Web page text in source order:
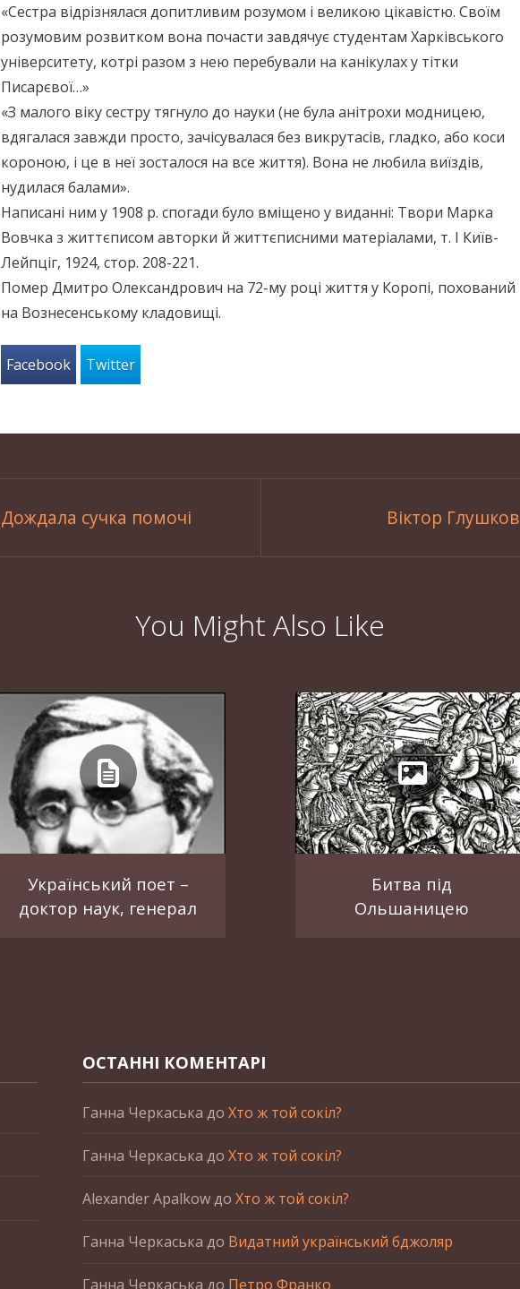
«Сестра відрізнялася допитливим розумом і великою цікавістю. Своїм
розумовим розвитком вона почасти завдячує студентам Харківського
університету, котрі разом з нею перебували на канікулах у тітки
Писарєвої…»
«З малого віку сестру тягнуло до науки (не була анітрохи модницею,
вдягалася завжди просто, зачісувалася без викрутасів, гладко, або коси
короною, і це в неї зосталося на все життя). Вона не любила виїздів,
нудилася балами».
Написані ним у 1908 р. спогади було вміщено у виданні: Твори Марка
Вовчка з життєписом авторки й життєписними матеріалами, т. I Київ-
Лейпціг, 1924, стор. 208-221.
Помер Дмитро Олександрович на 72-му році життя у Коропі, похований
на Вознесенському кладовищі.
Facebook Twitter
Дождала сучка помочі Віктор Глушков
You Might Also Like
Український поет –
доктор наук, генерал
Битва під
Ольшаницею
ОСТАННІ КОМЕНТАРІ
Ганна Черкаська до Хто ж той сокіл?
Ганна Черкаська до Хто ж той сокіл?
Alexander Apalkowдо Хто ж той сокіл?
Ганна Черкаська до Видатний український бджоляр
Ганна Черкаська до Петро Франко